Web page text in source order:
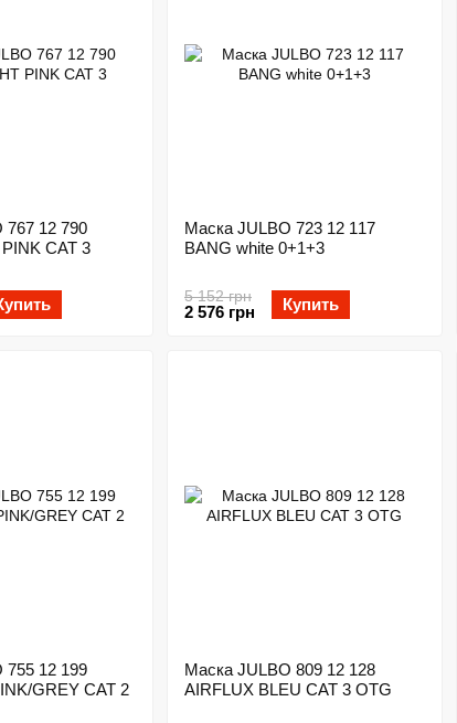
767 12 790
CAT 3
Маска JULBO 723 12 117
BANG white 0+1+3
5 152 грн
2 576 грн Купить
755 12 199
GREY CAT 2
Маска JULBO 809 12 128
AIRFLUX BLEU CAT 3 OTG